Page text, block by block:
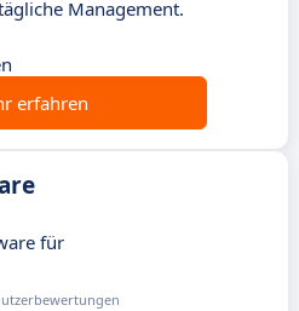
Management.
erfahren
für